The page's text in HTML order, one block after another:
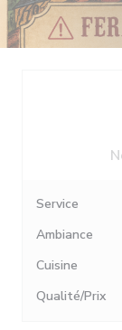
Service
Ambiance
Cuisine
Qualité/Prix